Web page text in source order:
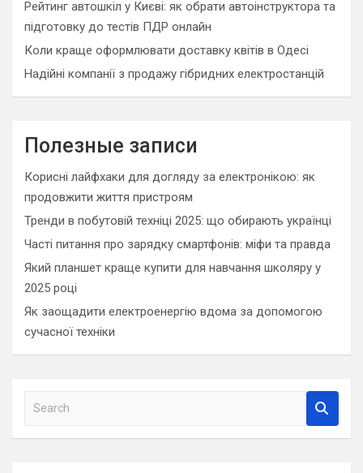
Рейтинг автошкіл у Києві: як обрати автоінструктора та
підготовку до тестів ПДР онлайн
Коли краще оформлювати доставку квітів в Одесі
Надійні компанії з продажу гібридних електростанцій
Полезные записи
Корисні лайфхаки для догляду за електронікою: як
продовжити життя пристроям
Тренди в побутовій техніці 2025: що обирають українці
Часті питання про зарядку смартфонів: міфи та правда
Який планшет краще купити для навчання школяру у
2025 році
Як заощадити електроенергію вдома за допомогою
сучасної техніки
a